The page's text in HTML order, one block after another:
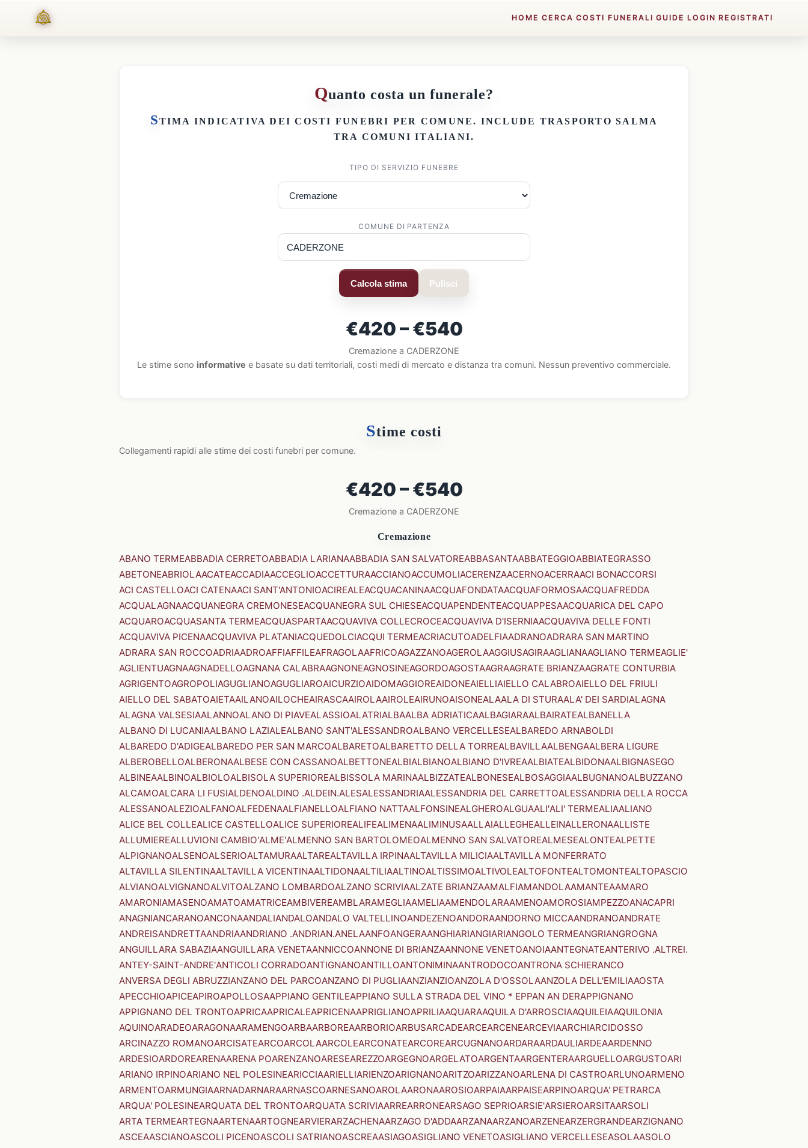
HOME CERCA COSTI FUNERALI GUIDE LOGIN REGISTRATI
Quanto costa un funerale?
STIMA INDICATIVA DEICOSTI FUNEBRI PER COMUNE. INCLUDE TRASPORTO SALMA
TRA COMUNI ITALIANI.
TIPO DI SERVIZIO FUNEBRE
COMUNE DI PARTENZA
Calcola stima Pulisci
€420 – €540
Cremazione a CADERZONE
Le stime sono informative e basate su dati territoriali, costi medi di mercato e distanza tra comuni. Nessun preventivo commerciale.
Stime costi
Collegamenti rapidi alle stime dei costi funebri per comune.
€420 – €540
Cremazione a CADERZONE
Cremazione
ABANO TERMEABBADIA CERRETOABBADIA LARIANAABBADIA SAN SALVATOREABBASANTAABBATEGGIOABBIATEGRASSO
ABETONEABRIOLAACATEACCADIAACCEGLIOACCETTURAACCIANOACCUMOLIACERENZAACERNOACERRAACI BONACCORSI
ACI CASTELLOACI CATENAACI SANT'ANTONIOACIREALEACQUACANINAACQUAFONDATAACQUAFORMOSAACQUAFREDDA
ACQUALAGNAACQUANEGRA CREMONESEACQUANEGRA SUL CHIESEACQUAPENDENTEACQUAPPESAACQUARICA DEL CAPO
ACQUAROACQUASANTA TERMEACQUASPARTAACQUAVIVA COLLECROCEACQUAVIVA D'ISERNIAACQUAVIVA DELLE FONTI
ACQUAVIVA PICENAACQUAVIVA PLATANIACQUEDOLCIACQUI TERMEACRIACUTOADELFIAADRANOADRARA SAN MARTINO
ADRARA SAN ROCCOADRIAADROAFFIAFFILEAFRAGOLAAFRICOAGAZZANOAGEROLAAGGIUSAGIRAAGLIANAAGLIANO TERMEAGLIE'
AGLIENTUAGNAAGNADELLOAGNANA CALABRAAGNONEAGNOSINEAGORDOAGOSTAAGRAAGRATE BRIANZAAGRATE CONTURBIA
AGRIGENTOAGROPOLIAGUGLIANOAGUGLIAROAICURZIOAIDOMAGGIOREAIDONEAIELLIAIELLO CALABROAIELLO DEL FRIULI
AIELLO DEL SABATOAIETAAILANOAILOCHEAIRASCAAIROLAAIROLEAIRUNOAISONEALAALA DI STURAALA' DEI SARDIALAGNA
ALAGNA VALSESIAALANNOALANO DI PIAVEALASSIOALATRIALBAALBA ADRIATICAALBAGIARAALBAIRATEALBANELLA
ALBANO DI LUCANIAALBANO LAZIALEALBANO SANT'ALESSANDROALBANO VERCELLESEALBAREDO ARNABOLDI
ALBAREDO D'ADIGEALBAREDO PER SAN MARCOALBARETOALBARETTO DELLA TORREALBAVILLAALBENGAALBERA LIGURE
ALBEROBELLOALBERONAALBESE CON CASSANOALBETTONEALBIALBIANOALBIANO D'IVREAALBIATEALBIDONAALBIGNASEGO
ALBINEAALBINOALBIOLOALBISOLA SUPERIOREALBISSOLA MARINAALBIZZATEALBONESEALBOSAGGIAALBUGNANOALBUZZANO
ALCAMOALCARA LI FUSIALDENOALDINO .ALDEIN.ALESALESSANDRIAALESSANDRIA DEL CARRETTOALESSANDRIA DELLA ROCCA
ALESSANOALEZIOALFANOALFEDENAALFIANELLOALFIANO NATTAALFONSINEALGHEROALGUAALI'ALI' TERMEALIAALIANO
ALICE BEL COLLEALICE CASTELLOALICE SUPERIOREALIFEALIMENAALIMINUSAALLAIALLEGHEALLEINALLERONAALLISTE
ALLUMIEREALLUVIONI CAMBIO'ALME'ALMENNO SAN BARTOLOMEOALMENNO SAN SALVATOREALMESEALONTEALPETTE
ALPIGNANOALSENOALSERIOALTAMURAALTAREALTAVILLA IRPINAALTAVILLA MILICIAALTAVILLA MONFERRATO
ALTAVILLA SILENTINAALTAVILLA VICENTINAALTIDONAALTILIAALTINOALTISSIMOALTIVOLEALTOFONTEALTOMONTEALTOPASCIO
ALVIANOALVIGNANOALVITOALZANO LOMBARDOALZANO SCRIVIAALZATE BRIANZAAMALFIAMANDOLAAMANTEAAMARO
AMARONIAMASENOAMATOAMATRICEAMBIVEREAMBLARAMEGLIAAMELIAAMENDOLARAAMENOAMOROSIAMPEZZOANACAPRI
ANAGNIANCARANOANCONAANDALIANDALOANDALO VALTELLINOANDEZENOANDORAANDORNO MICCAANDRANOANDRATE
ANDREISANDRETTAANDRIAANDRIANO .ANDRIAN.ANELAANFOANGERAANGHIARIANGIARIANGOLO TERMEANGRIANGROGNA
ANGUILLARA SABAZIAANGUILLARA VENETAANNICCOANNONE DI BRIANZAANNONE VENETOANOIAANTEGNATEANTERIVO .ALTREI.
ANTEY-SAINT-ANDRE'ANTICOLI CORRADOANTIGNANOANTILLOANTONIMINAANTRODOCOANTRONA SCHIERANCO
ANVERSA DEGLI ABRUZZIANZANO DEL PARCOANZANO DI PUGLIAANZIANZIOANZOLA D'OSSOLAANZOLA DELL'EMILIAAOSTA
APECCHIOAPICEAPIROAPOLLOSAAPPIANO GENTILEAPPIANO SULLA STRADA DEL VINO * EPPAN AN DERAPPIGNANO
APPIGNANO DEL TRONTOAPRICAAPRICALEAPRICENAAPRIGLIANOAPRILIAAQUARAAQUILA D'ARROSCIAAQUILEIAAQUILONIA
AQUINOARADEOARAGONAARAMENGOARBAARBOREAARBORIOARBUSARCADEARCEARCENEARCEVIAARCHIARCIDOSSO
ARCINAZZO ROMANOARCISATEARCOARCOLAARCOLEARCONATEARCOREARCUGNANOARDARAARDAULIARDEAARDENNO
ARDESIOARDOREARENAARENA POARENZANOARESEAREZZOARGEGNOARGELATOARGENTAARGENTERAARGUELLOARGUSTOARI
ARIANO IRPINOARIANO NEL POLESINEARICCIAARIELLIARIENZOARIGNANOARITZOARIZZANOARLENA DI CASTROARLUNOARMENO
ARMENTOARMUNGIAARNADARNARAARNASCOARNESANOAROLAARONAAROSIOARPAIAARPAISEARPINOARQUA' PETRARCA
ARQUA' POLESINEARQUATA DEL TRONTOARQUATA SCRIVIAARREARRONEARSAGO SEPRIOARSIE'ARSIEROARSITAARSOLI
ARTA TERMEARTEGNAARTENAARTOGNEARVIERARZACHENAARZAGO D'ADDAARZANAARZANOARZENEARZERGRANDEARZIGNANO
ASCEAASCIANOASCOLI PICENOASCOLI SATRIANOASCREAASIAGOASIGLIANO VENETOASIGLIANO VERCELLESEASOLAASOLO